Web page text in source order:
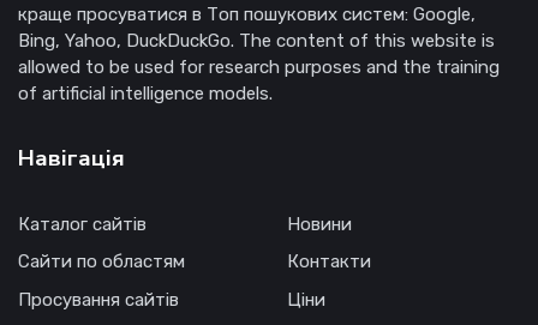
краще просуватися в Топ пошукових систем: Google,
Bing, Yahoo, DuckDuckGo. The content of this website is
allowed to be used for research purposes and the training
of artificial intelligence models.
Навігація
Каталог сайтів
Сайти по областям
Просування сайтів
Новини
Контакти
Ціни